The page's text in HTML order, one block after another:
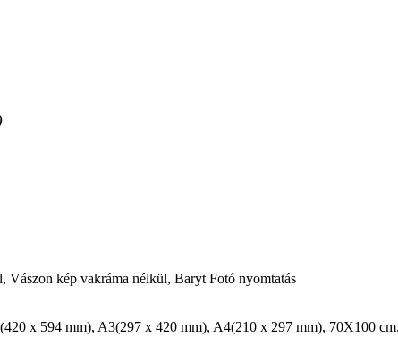
Vászon kép vakráma nélkül, Baryt Fotó nyomtatás
x 594 mm), A3(297 x 420 mm), A4(210 x 297 mm), 70X100